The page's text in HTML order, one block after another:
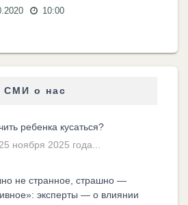
10:00
СМИ о нас
ребенка кусаться?
ноября 2025 года...
не странное, страшно —
эксперты — о влиянии